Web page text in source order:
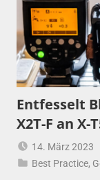
Entfesselt
X2T-F an X-
14. März 2023
Best Practice,